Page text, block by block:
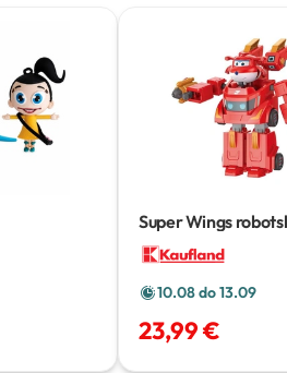
Super Wings
odijelo
10.08 do 13.09
23,99 €